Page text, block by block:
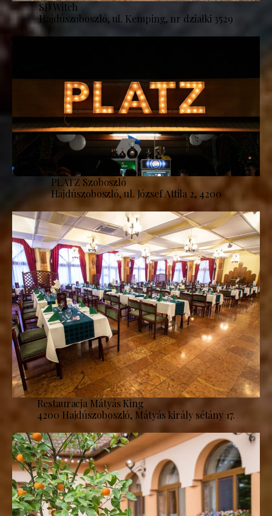
SD Witch
Hajdúszoboszló, ul. Kemping, nr działki 3529
PLATZ Szoboszló
Hajdúszoboszló, ul. József Attila 2, 4200
Restauracja Mátyás King
4200 Hajdúszoboszló, Mátyás király sétány 17.